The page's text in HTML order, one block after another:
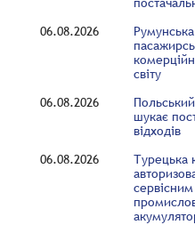
06.08.2026
світу
06.08.2026
шукає
відходів
06.08.2026
Турецька